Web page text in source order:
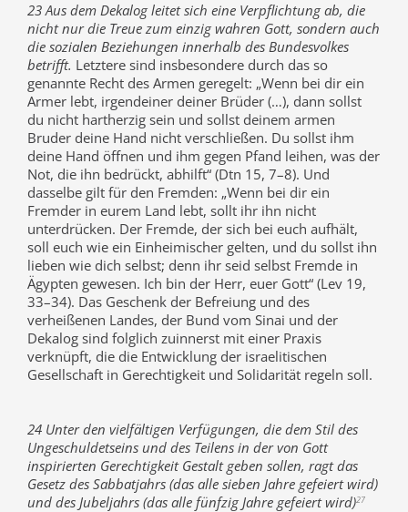
23 Aus dem Dekalog leitet sich eine Verpflichtung ab, die
nicht nur die Treue zum einzig wahren Gott, sondern auch
die sozialen Beziehungen innerhalb des Bundesvolkes
betrifft. Letztere sind insbesondere durch das so
genannte Recht des Armen geregelt: „Wenn bei dir ein
Armer lebt, irgendeiner deiner Brüder (…), dann sollst
du nicht hartherzig sein und sollst deinem armen
Bruder deine Hand nicht verschließen. Du sollst ihm
deine Hand öffnen und ihm gegen Pfand leihen, was der
Not, die ihn bedrückt, abhilft“ (Dtn 15, 7–8). Und
dasselbe gilt für den Fremden: „Wenn bei dir ein
Fremder in eurem Land lebt, sollt ihr ihn nicht
unterdrücken. Der Fremde, der sich bei euch aufhält,
soll euch wie ein Einheimischer gelten, und du sollst ihn
lieben wie dich selbst; denn ihr seid selbst Fremde in
Ägypten gewesen. Ich bin der Herr, euer Gott“ (Lev 19,
33–34). Das Geschenk der Befreiung und des
verheißenen Landes, der Bund vom Sinai und der
Dekalog sind folglich zuinnerst mit einer Praxis
verknüpft, die die Entwicklung der israelitischen
Gesellschaft in Gerechtigkeit und Solidarität regeln soll.
24 Unter den vielfältigen Verfügungen, die dem Stil des
Ungeschuldetseins und des Teilens in der von Gott
inspirierten Gerechtigkeit Gestalt geben sollen, ragt das
Gesetz des Sabbatjahrs (das alle sieben Jahre gefeiert wird)
und des Jubeljahrs (das alle fünfzig Jahre gefeiert wird)27